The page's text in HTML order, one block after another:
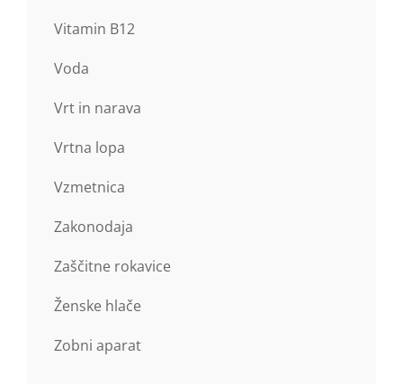
Vitamin B12
Voda
Vrt in narava
Vrtna lopa
Vzmetnica
Zakonodaja
Zaščitne rokavice
Ženske hlače
Zobni aparat